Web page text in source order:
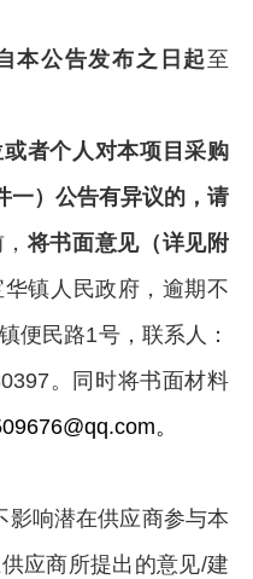
本公告发布之日起 至
者个人对本项目采购
一）公告有异议的，请
将书面意见（详见附
镇人民政府，逾期不
便民路1号，联系人：
。同时将书面材料
。
影响潜在供应商参与本
应商所提出的意见/建